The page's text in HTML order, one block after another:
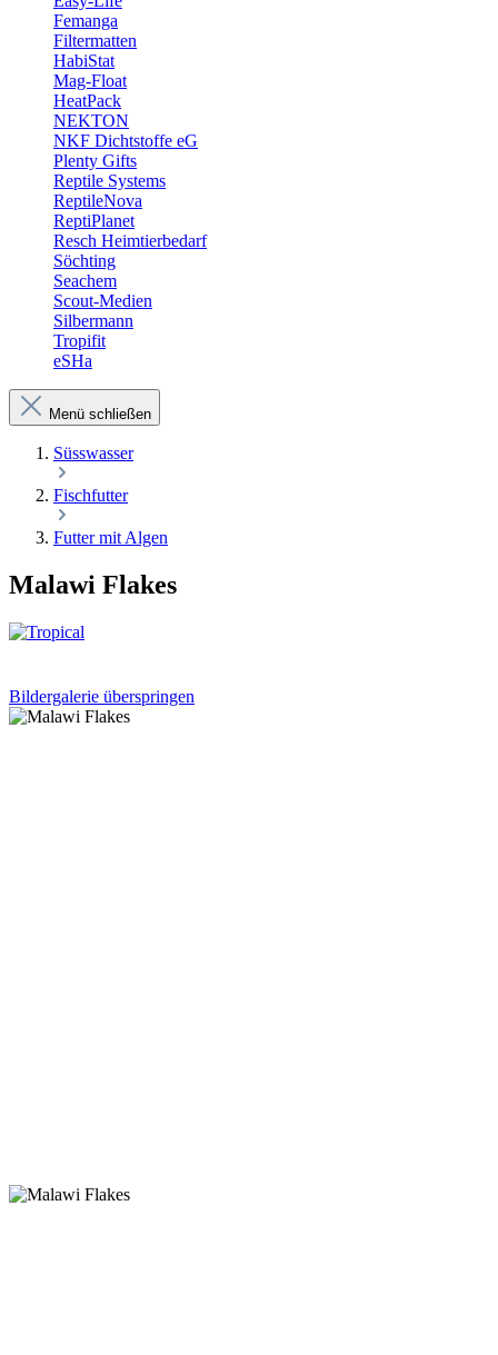
Femanga
Filtermatten
HabiStat
Mag-Float
HeatPack
NEKTON
NKF Dichtstoffe eG
Plenty Gifts
Reptile Systems
ReptileNova
ReptiPlanet
Resch Heimtierbedarf
Söchting
Seachem
Scout-Medien
Silbermann
Tropifit
eSHa
Menü schließen
Süsswasser
Fischfutter
Futter mit Algen
Malawi Flakes
Bildergalerie überspringen